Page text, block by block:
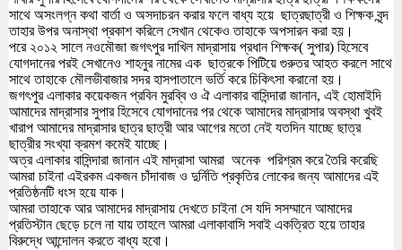
সাথে অসংলগ্ন কথা বার্তা ও অসদাচরন করার ফলে বাধ্য হয়ে ছাত্রছাত্রী ও শিক্ষক বৃন্দ
তাহার উপর অনাস্থা প্রকাশ করিলে সেখান থেকেও তাহাকে অপসারন করা হয়।
পরে ২০১২ সালে নওমৌজা জগৎপুর দাখিল মাদ্রাসায় প্রধান শিক্ষক( সুপার) হিসেবে
যোগদানের পরই সেখানেও শাহনুর নামের এক ছাত্রকে পিটিয়ে গুরুতর আহত করলে সাথে
সাথে তাহাকে মৌলভীবাজার সদর হাসপাতালে ভর্তি করে চিকিৎসা করানো হয়।
জগৎপুর এলাকার কয়েকজন প্রবিন মুরব্বি ও ঐ এলাকার বাসিন্দারা জানান, এই হোমাইদি
আমাদের মাদ্রাসার সুপার হিসেবে যোগদানের পর থেকে আমাদের মাদ্রাসার অবস্থা খুবই
খারাপ আমাদের মাদ্রাসার ছাত্র ছাত্রী আর আগের মতো নেই যতদিন যাচ্ছে ছাত্র
ছাত্রীর সংখ্যা ক্রমশ কমেই যাচ্ছে।
অত্র এলাকার বাসিন্দারা জানান এই মাদ্রাসা আমরা অনেক পরিশ্রম করে তৈরি করেছি
আমরা চাইনা এইরকম একজন চাঁদাবাজ ও দুর্নিতি প্রকৃতির লোকের জন্য আমাদের এই
প্রতিষ্ঠনটি ধংস হয়ে যাক।
আমরা তাহাকে আর আমাদের মাদ্রাসায় দেখতে চাইনা সে যদি সসম্মানে আমাদের
প্রতিস্টান ছেড়ে চলে না যায় তাহলে আমরা এলাকাবাসি সবাই একত্রিত হয়ে তাহার
বিরুদ্ধে আন্দোলন করতে বাধ্য হবো।